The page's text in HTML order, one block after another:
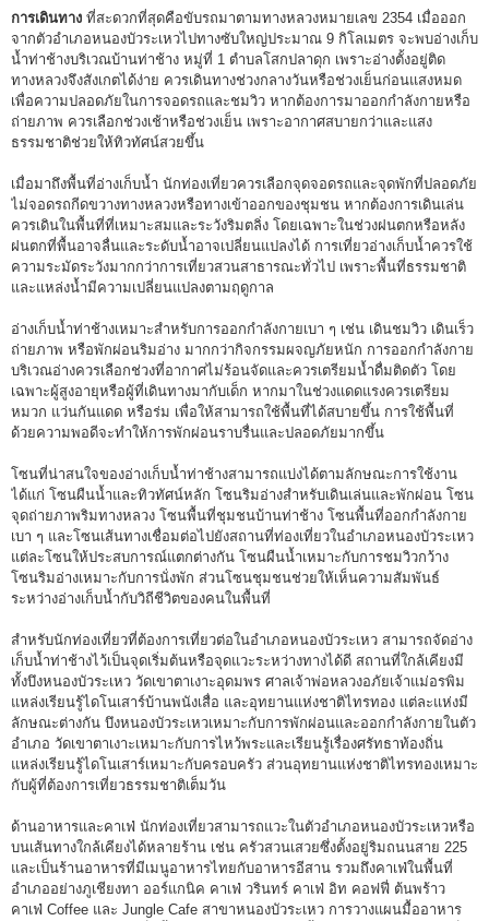
การเดินทาง ที่สะดวกที่สุดคือขับรถมาตามทางหลวงหมายเลข 2354 เมื่อออก
จากตัวอำเภอหนองบัวระเหวไปทางซับใหญ่ประมาณ 9 กิโลเมตร จะพบอ่างเก็บ
น้ำท่าช้างบริเวณบ้านท่าช้าง หมู่ที่ 1 ตำบลโสกปลาดุก เพราะอ่างตั้งอยู่ติด
ทางหลวงจึงสังเกตได้ง่าย ควรเดินทางช่วงกลางวันหรือช่วงเย็นก่อนแสงหมด
เพื่อความปลอดภัยในการจอดรถและชมวิว หากต้องการมาออกกำลังกายหรือ
ถ่ายภาพ ควรเลือกช่วงเช้าหรือช่วงเย็น เพราะอากาศสบายกว่าและแสง
ธรรมชาติช่วยให้ทิวทัศน์สวยขึ้น
เมื่อมาถึงพื้นที่อ่างเก็บน้ำ นักท่องเที่ยวควรเลือกจุดจอดรถและจุดพักที่ปลอดภัย
ไม่จอดรถกีดขวางทางหลวงหรือทางเข้าออกของชุมชน หากต้องการเดินเล่น
ควรเดินในพื้นที่ที่เหมาะสมและระวังริมตลิ่ง โดยเฉพาะในช่วงฝนตกหรือหลัง
ฝนตกที่พื้นอาจลื่นและระดับน้ำอาจเปลี่ยนแปลงได้ การเที่ยวอ่างเก็บน้ำควรใช้
ความระมัดระวังมากกว่าการเที่ยวสวนสาธารณะทั่วไป เพราะพื้นที่ธรรมชาติ
และแหล่งน้ำมีความเปลี่ยนแปลงตามฤดูกาล
อ่างเก็บน้ำท่าช้างเหมาะสำหรับการออกกำลังกายเบา ๆ เช่น เดินชมวิว เดินเร็ว
ถ่ายภาพ หรือพักผ่อนริมอ่าง มากกว่ากิจกรรมผจญภัยหนัก การออกกำลังกาย
บริเวณอ่างควรเลือกช่วงที่อากาศไม่ร้อนจัดและควรเตรียมน้ำดื่มติดตัว โดย
เฉพาะผู้สูงอายุหรือผู้ที่เดินทางมากับเด็ก หากมาในช่วงแดดแรงควรเตรียม
หมวก แว่นกันแดด หรือร่ม เพื่อให้สามารถใช้พื้นที่ได้สบายขึ้น การใช้พื้นที่
ด้วยความพอดีจะทำให้การพักผ่อนราบรื่นและปลอดภัยมากขึ้น
โซนที่น่าสนใจของอ่างเก็บน้ำท่าช้างสามารถแบ่งได้ตามลักษณะการใช้งาน
ได้แก่ โซนผืนน้ำและทิวทัศน์หลัก โซนริมอ่างสำหรับเดินเล่นและพักผ่อน โซน
จุดถ่ายภาพริมทางหลวง โซนพื้นที่ชุมชนบ้านท่าช้าง โซนพื้นที่ออกกำลังกาย
เบา ๆ และโซนเส้นทางเชื่อมต่อไปยังสถานที่ท่องเที่ยวในอำเภอหนองบัวระเหว
แต่ละโซนให้ประสบการณ์แตกต่างกัน โซนผืนน้ำเหมาะกับการชมวิวกว้าง
โซนริมอ่างเหมาะกับการนั่งพัก ส่วนโซนชุมชนช่วยให้เห็นความสัมพันธ์
ระหว่างอ่างเก็บน้ำกับวิถีชีวิตของคนในพื้นที่
สำหรับนักท่องเที่ยวที่ต้องการเที่ยวต่อในอำเภอหนองบัวระเหว สามารถจัดอ่าง
เก็บน้ำท่าช้างไว้เป็นจุดเริ่มต้นหรือจุดแวะระหว่างทางได้ดี สถานที่ใกล้เคียงมี
ทั้งบึงหนองบัวระเหว วัดเขาตาเงาะอุดมพร ศาลเจ้าพ่อหลวงอภัยเจ้าแม่อรพิม
แหล่งเรียนรู้ไดโนเสาร์บ้านพนังเสื่อ และอุทยานแห่งชาติไทรทอง แต่ละแห่งมี
ลักษณะต่างกัน บึงหนองบัวระเหวเหมาะกับการพักผ่อนและออกกำลังกายในตัว
อำเภอ วัดเขาตาเงาะเหมาะกับการไหว้พระและเรียนรู้เรื่องศรัทธาท้องถิ่น
แหล่งเรียนรู้ไดโนเสาร์เหมาะกับครอบครัว ส่วนอุทยานแห่งชาติไทรทองเหมาะ
กับผู้ที่ต้องการเที่ยวธรรมชาติเต็มวัน
ด้านอาหารและคาเฟ่ นักท่องเที่ยวสามารถแวะในตัวอำเภอหนองบัวระเหวหรือ
บนเส้นทางใกล้เคียงได้หลายร้าน เช่น ครัวสวนเสวยซึ่งตั้งอยู่ริมถนนสาย 225
และเป็นร้านอาหารที่มีเมนูอาหารไทยกับอาหารอีสาน รวมถึงคาเฟ่ในพื้นที่
อำเภออย่างภูเชียงทา ออร์แกนิค คาเฟ่ วรินทร์ คาเฟ่ อิท คอฟฟี่ ต้นพร้าว
คาเฟ่ Coffee และ Jungle Cafe สาขาหนองบัวระเหว การวางแผนมื้ออาหาร